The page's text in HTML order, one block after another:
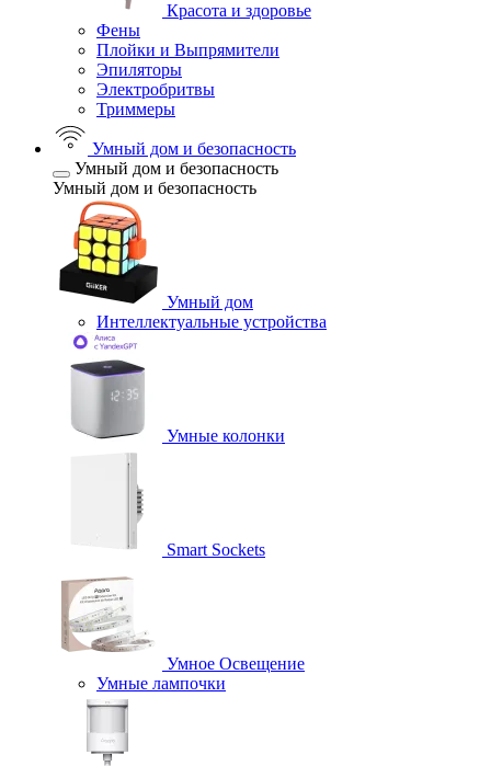
Красота и здоровье
Фены
Плойки и Выпрямители
Эпиляторы
Электробритвы
Триммеры
Умный дом и безопасность
Умный дом и безопасность
Умный дом и безопасность
Умный дом
Интеллектуальные устройства
Умные колонки
Smart Sockets
Умное Освещение
Умные лампочки